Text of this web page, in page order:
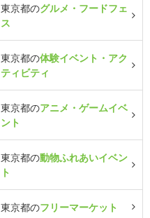
東京都のグルメ・フードフェ
ス
東京都の体験イベント・アク
ティビティ
東京都のアニメ・ゲームイベ
ント
東京都の動物ふれあいイベン
ト
東京都のフリーマーケット